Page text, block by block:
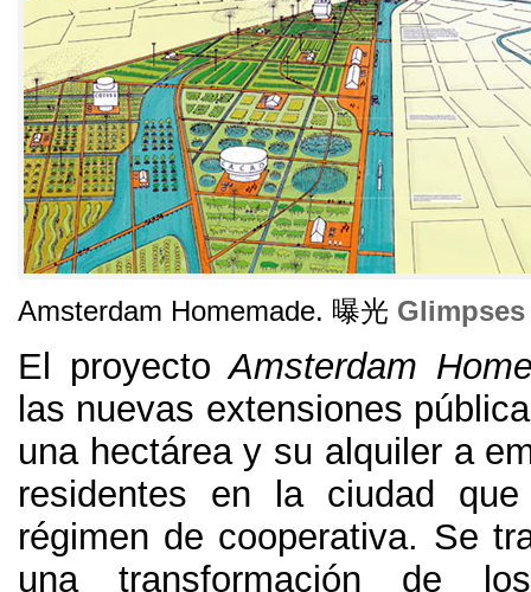
Amsterdam Homemade. 曝光 Glimpses
El proyecto Amsterdam
las nuevas extensiones
una hectárea y su alquiler a
residentes en la ciudad
régimen de cooperativa. Se
una transformación de